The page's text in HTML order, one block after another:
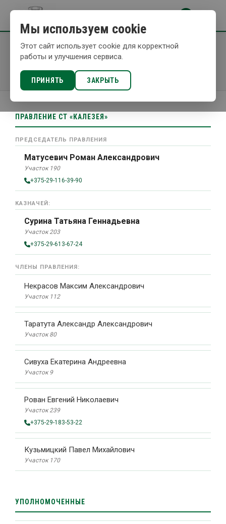
ПРАВЛЕНИЕ
Главная/ Правление
ПРАВЛЕНИЕ СТ «КАЛЕЗЕЯ»
ПРЕДСЕДАТЕЛЬ ПРАВЛЕНИЯ
Матусевич Роман Александрович
Участок 190
+375-29-116-39-90
КАЗНАЧЕЙ:
Сурина Татьяна Геннадьевна
Участок 203
+375-29-613-67-24
ЧЛЕНЫ ПРАВЛЕНИЯ:
Некрасов Максим Александрович
Участок 112
Таратута Александр Александрович
Участок 80
Сивуха Екатерина Андреевна
Участок 9
Рован Евгений Николаевич
Участок 239
+375-29-183-53-22
Кузьмицкий Павел Михайлович
Участок 170
УПОЛНОМОЧЕННЫЕ
Мы используем cookie
Этот сайт использует cookie для корректной
работы и улучшения сервиса.
ПРИНЯТЬ ЗАКРЫТЬ